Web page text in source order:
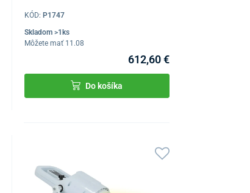
KÓD: P1747
Skladom >1ks
Môžete mať 11.08
612,60 €
Do košíka